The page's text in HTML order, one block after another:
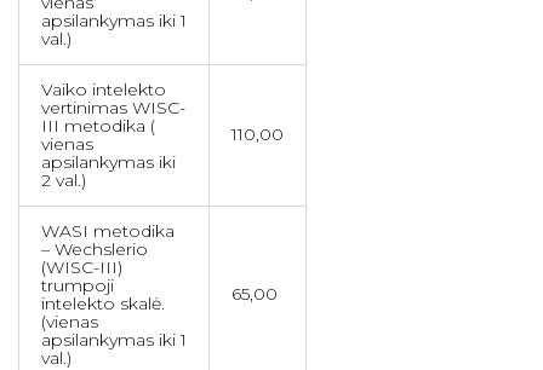
Nerimo gydymas
gydymas
Priklausomybių nuo psichoaktyviųjų
medžiagų gydymas
Šeimos narių konsultavimas
Gyd. Rasa Marija Denisenko
Gyd. Violeta Savinova
Med. dr. Margarita Beresnevaitė
Psichol. Jūratė Savickienė
Psichol. Monika Gritėnaitė
psichol. Rūta Laurišonytė
Psichol. Indrė Staniūnaitė - Baušienė
Psichol. Simona Lukoševičienė
konsultacija
konsultacija ir tyrimai
Psichologiniai tyrimai vaikams ir
paaugliams
Kitos paslaugos
apsilankymas iki 1
val.)
Vaiko intelekto
vertinimas WISC-
III metodika (
vienas
apsilankymas iki
2 val.)
110,00
WASI metodika
– Wechslerio
(WISC-III)
trumpoji
intelekto skalė.
(vienas
apsilankymas iki 1
val.)
65,00